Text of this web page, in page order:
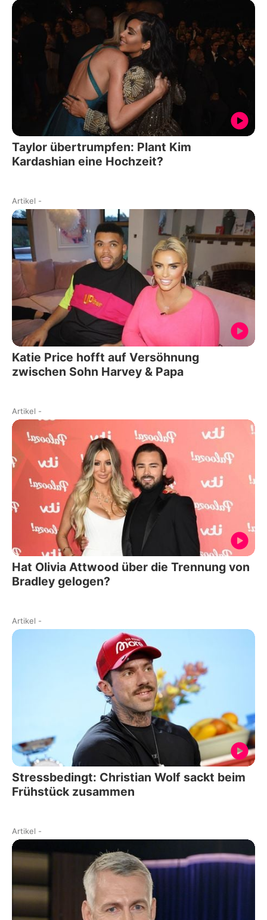
Taylor übertrumpfen: Plant Kim
Kardashian eine Hochzeit?
Artikel -
Katie Price hofft auf Versöhnung
zwischen Sohn Harvey & Papa
Artikel -
Hat Olivia Attwood über die Trennung von
Bradley gelogen?
Artikel -
Stressbedingt: Christian Wolf sackt beim
Frühstück zusammen
Artikel -